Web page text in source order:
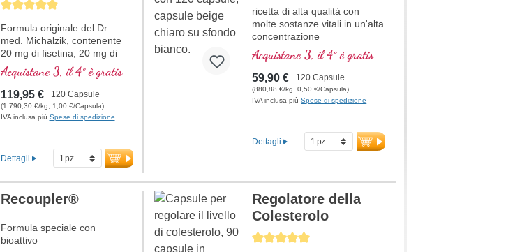
Average rating of 5 out of 5 stars
Formula originale del Dr.
med. Michalzik, contenente
20 mg di fisetina, 20 mg di
NADH, 150 mg di Q10 e molti
altri importanti agenti
mitocondriali. Con l'enhancer
di biodisponibilità D-Pinitol.
Guscio delle capsule vegano,
attivatore mitocondriale PGC-
1α, senza additivi, qualità ad
esperienza in sostanze vitali e
oltre 20 anni di esperienza
Acquistane 3, il 4° è gratis
119,95 € 120 Capsule
(1.790,30 €/kg, 1,00 €/Capsula)
IVA inclusa più Spese di spedizione
Dettagli
ricetta di alta qualità con
molte sostanze vitali in un'alta
concentrazione
Acquistane 3, il 4° è gratis
59,90 € 120 Capsule
(880,88 €/kg, 0,50 €/Capsula)
IVA inclusa piùSpese di spedizione
Dettagli
Recoupler®
Formula speciale con
bioattivo
Average rating of 5 out of 5 stars
Regolatore della
Colesterolo